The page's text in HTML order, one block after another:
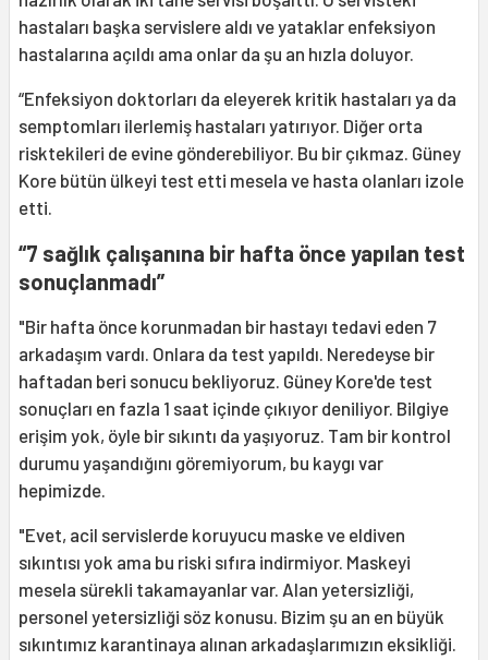
hastaları başka servislere aldı ve yataklar enfeksiyon
hastalarına açıldı ama onlar da şu an hızla doluyor.
“Enfeksiyon doktorları da eleyerek kritik hastaları ya da
semptomları ilerlemiş hastaları yatırıyor. Diğer orta
risktekileri de evine gönderebiliyor. Bu bir çıkmaz. Güney
Kore bütün ülkeyi test etti mesela ve hasta olanları izole
etti.
“7 sağlık çalışanına bir hafta önce yapılan test
sonuçlanmadı”
"Bir hafta önce korunmadan bir hastayı tedavi eden 7
arkadaşım vardı. Onlara da test yapıldı. Neredeyse bir
haftadan beri sonucu bekliyoruz. Güney Kore'de test
sonuçları en fazla 1 saat içinde çıkıyor deniliyor. Bilgiye
erişim yok, öyle bir sıkıntı da yaşıyoruz. Tam bir kontrol
durumu yaşandığını göremiyorum, bu kaygı var
hepimizde.
"Evet, acil servislerde koruyucu maske ve eldiven
sıkıntısı yok ama bu riski sıfıra indirmiyor. Maskeyi
mesela sürekli takamayanlar var. Alan yetersizliği,
personel yetersizliği söz konusu. Bizim şu an en büyük
sıkıntımız karantinaya alınan arkadaşlarımızın eksikliği.